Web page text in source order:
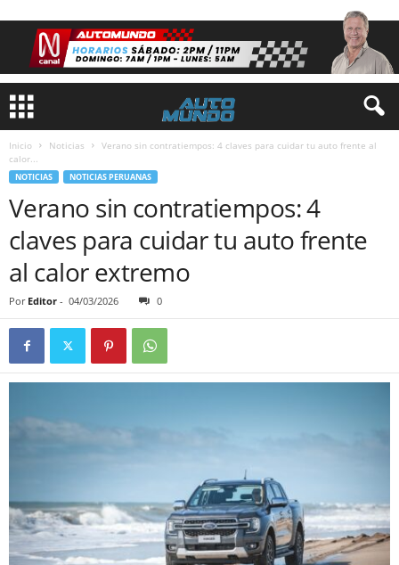
Inicio Noticias
Verano sin contratiempos: 4 claves para cuidar tu auto frente al
calor...
NOTICIAS NOTICIAS PERUANAS
Verano sin contratiempos: 4
claves para cuidar tu auto frente
al calor extremo
Por Editor - 04/03/2026 0